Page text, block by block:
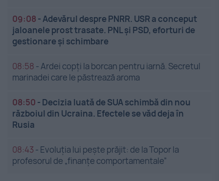
09:08 -Adevărul despre PNRR. USR a conceput
jaloanele prost trasate. PNL și PSD, eforturi de
gestionare și schimbare
08:58 -Ardei copți la borcan pentru iarnă. Secretul
marinadei care le păstrează aroma
08:50 - Decizia luată de SUA schimbă din nou
războiul din Ucraina. Efectele se văd deja în
Rusia
08:43 - Evoluția lui pește prăjit: de la Topor la
profesorul de „finanțe comportamentale”